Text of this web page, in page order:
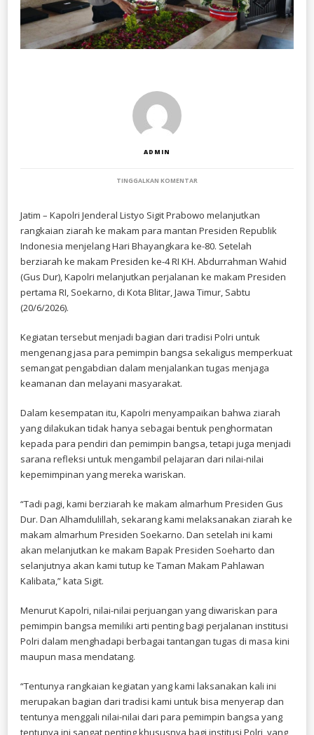
ADMIN
TINGGALKAN KOMENTAR
BHAYANGKARA
80,
KAPOLRI
ZIARAH
KE
PRESIDEN
MOMENTUM
REFLEKSI
NILAI
KEBANGSAAN
Jatim – Kapolri Jenderal Listyo Sigit Prabowo melanjutkan
rangkaian ziarah ke makam para mantan Presiden Republik
Indonesia menjelang Hari Bhayangkara ke-80. Setelah
berziarah ke makam Presiden ke-4 RI KH. Abdurrahman Wahid
(Gus Dur), Kapolri melanjutkan perjalanan ke makam Presiden
pertama RI, Soekarno, di Kota Blitar, Jawa Timur, Sabtu
(20/6/2026).
Kegiatan tersebut menjadi bagian dari tradisi Polri untuk
mengenang jasa para pemimpin bangsa sekaligus memperkuat
semangat pengabdian dalam menjalankan tugas menjaga
keamanan dan melayani masyarakat.
Dalam kesempatan itu, Kapolri menyampaikan bahwa ziarah
yang dilakukan tidak hanya sebagai bentuk penghormatan
kepada para pendiri dan pemimpin bangsa, tetapi juga menjadi
sarana refleksi untuk mengambil pelajaran dari nilai-nilai
kepemimpinan yang mereka wariskan.
“Tadi pagi, kami berziarah ke makam almarhum Presiden Gus
Dur. Dan Alhamdulillah, sekarang kami melaksanakan ziarah ke
makam almarhum Presiden Soekarno. Dan setelah ini kami
akan melanjutkan ke makam Bapak Presiden Soeharto dan
selanjutnya akan kami tutup ke Taman Makam Pahlawan
Kalibata,” kata Sigit.
Menurut Kapolri, nilai-nilai perjuangan yang diwariskan para
pemimpin bangsa memiliki arti penting bagi perjalanan institusi
Polri dalam menghadapi berbagai tantangan tugas di masa kini
maupun masa mendatang.
“Tentunya rangkaian kegiatan yang kami laksanakan kali ini
merupakan bagian dari tradisi kami untuk bisa menyerap dan
tentunya menggali nilai-nilai dari para pemimpin bangsa yang
tentunya ini sangat penting khususnya bagi institusi Polri, yang